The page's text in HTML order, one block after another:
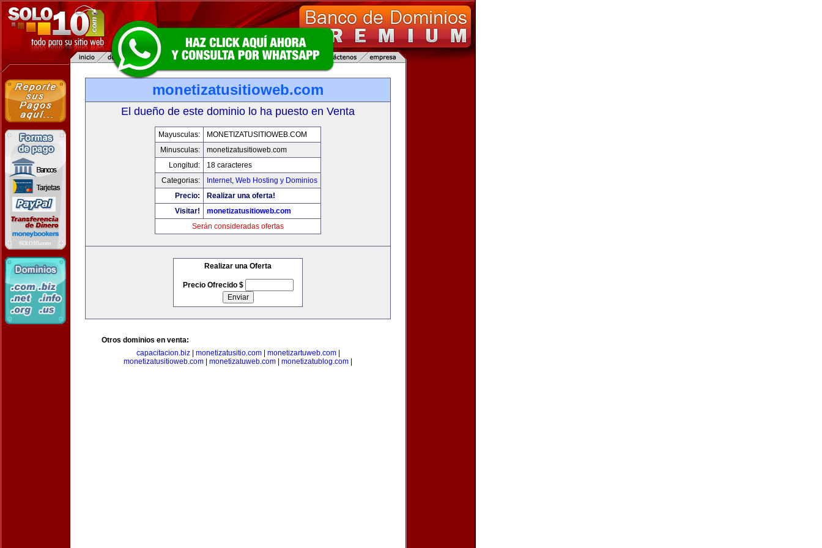
monetizatusitioweb.com
El dueño de este dominio lo ha puesto en Venta
Mayusculas:
MONETIZATUSITIOWEB.COM
Minusculas:
monetizatusitioweb.com
Longitud:
18 caracteres
Categorias:
Internet, Web Hosting y Dominios
Precio:
Realizar una oferta!
Visitar!
monetizatusitioweb.com
Serán consideradas ofertas
Realizar una Oferta
Precio Ofrecido $
Otros dominios en venta:
capacitacion.biz| monetizatusitio.com| monetizartuweb.com|
monetizatusitioweb.com
monetizatuweb.com monetizatublog.com